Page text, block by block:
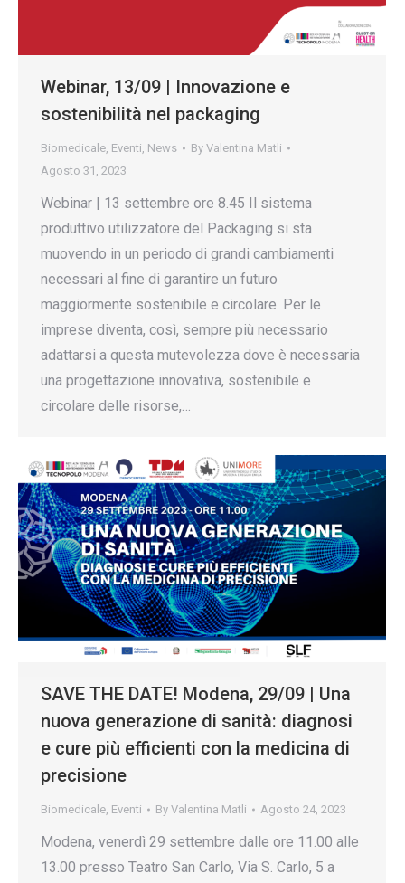
Webinar, 13/09 | Innovazione e
sostenibilità nel packaging
Biomedicale, Eventi, News By Valentina Matli
Agosto 31, 2023
Webinar | 13 settembre ore 8.45 Il sistema
produttivo utilizzatore del Packaging si sta
muovendo in un periodo di grandi cambiamenti
necessari al fine di garantire un futuro
maggiormente sostenibile e circolare. Per le
imprese diventa, così, sempre più necessario
adattarsi a questa mutevolezza dove è necessaria
una progettazione innovativa, sostenibile e
circolare delle risorse,…
SAVE THE DATE! Modena, 29/09 | Una
nuova generazione di sanità: diagnosi
e cure più efficienti con la medicina di
precisione
Biomedicale, Eventi By Valentina Matli Agosto 24, 2023
Modena, venerdì 29 settembre dalle ore 11.00 alle
13.00 presso Teatro San Carlo, Via S. Carlo, 5 a